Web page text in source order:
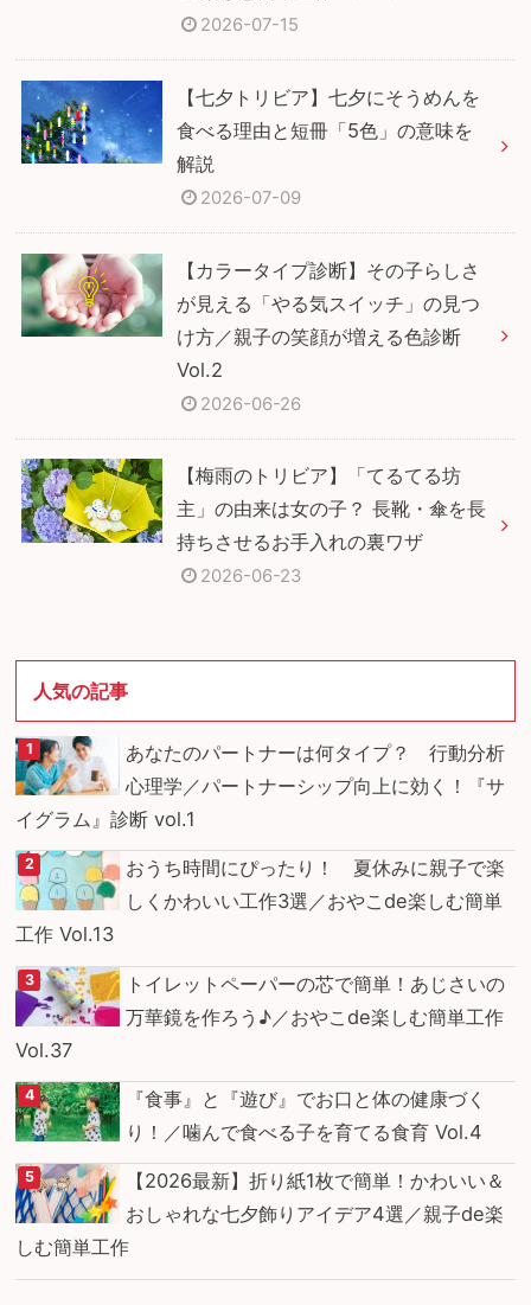
2026-07-15
【七夕トリビア】七夕にそうめんを
食べる理由と短冊「5色」の意味を
解説
2026-07-09
【カラータイプ診断】その子らしさ
が見える「やる気スイッチ」の見つ
け方／親子の笑顔が増える色診断
Vol.2
2026-06-26
【梅雨のトリビア】「てるてる坊
主」の由来は女の子？ 長靴・傘を長
持ちさせるお手入れの裏ワザ
2026-06-23
人気の記事
あなたのパートナーは何タイプ？ 行動分析
心理学／パートナーシップ向上に効く！『サ
イグラム』診断 vol.1
おうち時間にぴったり！ 夏休みに親子で楽
しくかわいい工作3選／おやこde楽しむ簡単
工作 Vol.13
トイレットペーパーの芯で簡単！あじさいの
万華鏡を作ろう♪／おやこde楽しむ簡単工作
Vol.37
『食事』と『遊び』でお口と体の健康づく
り！／噛んで食べる子を育てる食育 Vol.4
【2026最新】折り紙1枚で簡単！かわいい＆
おしゃれな七夕飾りアイデア4選／親子de楽
しむ簡単工作